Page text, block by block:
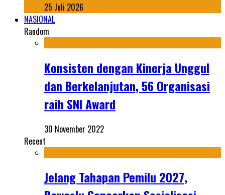
25 Juli 2026
NASIONAL
Random
Konsisten dengan Kinerja Unggul
dan Berkelanjutan, 56 Organisasi
raih SNI Award
30 November 2022
Recent
Jelang Tahapan Pemilu 2027,